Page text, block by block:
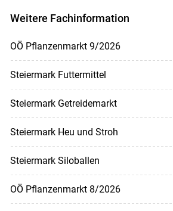
Weitere Fachinformation
OÖ Pflanzenmarkt 9/2026
Steiermark Futtermittel
Steiermark Getreidemarkt
Steiermark Heu und Stroh
Steiermark Siloballen
OÖ Pflanzenmarkt 8/2026